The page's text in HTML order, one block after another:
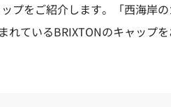
プをご紹介します。「西海岸
ているBRIXTONのキャップ